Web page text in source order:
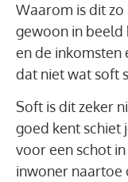
Waarom is dit zo
gewoon in beeld
en de inkomsten
dat niet wat soft
Soft is dit zeker
goed kent schiet
voor een schot
inwoner naartoe